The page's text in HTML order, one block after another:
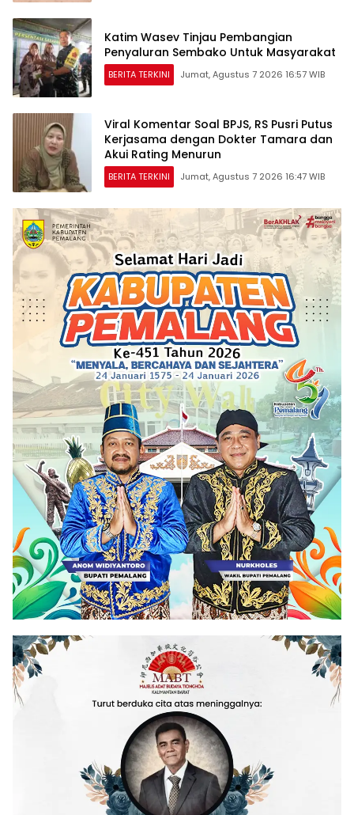
Katim Wasev Tinjau Pembangian
Penyaluran Sembako Untuk Masyarakat
BERITA TERKINI Jumat, Agustus 7 2026 16:57 WIB
Viral Komentar Soal BPJS, RS Pusri Putus
Kerjasama dengan Dokter Tamara dan
Akui Rating Menurun
BERITA TERKINI Jumat, Agustus 7 2026 16:47 WIB